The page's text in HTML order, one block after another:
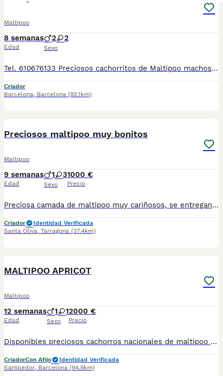
Maltipoo
8 semanas
Edad
2 2
Sexo
Tel. 610676133 Preciosos cachorritos de Maltipoo machos y hembras, con mucha calidad de pelo, tienen dos meses de edad. Se entregan revisados por nuestro veterinario, con la vacuna correspondiente a la edad, desparasitados, con su cartilla veterinaria, microchip y garantía sanitaria por escrito virica y genética, muy bien cuidados, muy sanos, criados en entorno familiar, muy sociabilizados. Tienen muy buen carácter, ideales para compañía. Disponemos de centro con número zoológico T-2500116
Criador
Barcelona, Barcelona (92.1km)
Preciosos maltipoo muy bonitos
Maltipoo
9 semanas
Edad
1 3
Sexo
1000 €
Precio
Preciosa camada de maltipoo muy cariñosos, se entregan con un mínimo de 2 vacunas y 3 desparasitaciones y el chip que lo da de alta mi veterinario y garantías por escrito de 10 días de enfermedades víricas y 6 meses de congénitas, el precio del macho 1000 euros y la hembra 1200
Criador
Identidad Verificada
Santa Oliva, Tarragona (37.4km)
MALTIPOO APRICOT
Maltipoo
12 semanas
Edad
1 1
Sexo
2000 €
Precio
Disponibles preciosos cachorros nacionales de maltipoo criados en nuestras instalaciones, en un ambiente familiar y responsable. Nuestros cachorros se entregan con cartilla de primera vacunación, vacunas correspondientes a su edad, desparasitados interna y externamente, y con microchip implantado y dado de alta. Además, realizamos un contrato de garantía que incluye: • Garantía vírica de 15 días. • Garantía congénita de 1 año. Desde la fecha de entrega del cachorro. Nos comprometemos al 100% con la salud, el bienestar y el cuidado de nuestros pequeños. Disponemos de Núcleo Zoológico Para más información, imágenes o cualquier consulta sin compromiso, pueden contactar con nosotros en los teléfonos: CRISTINA 📞 722 788 399 📞 932 514 529
CriadorCon Afijo
Identidad Verificada
Santpedor, Barcelona (94.9km)